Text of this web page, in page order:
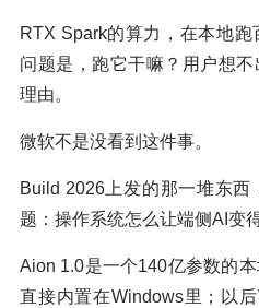
RTX Spark的算力，在本地跑
问题是，跑它干嘛？用户想
理由。
微软不是没看到这件事。
Build 2026上发的那一堆东
题：操作系统怎么让端侧AI变
Aion 1.0是一个140亿参数的
直接内置在Windows里；以